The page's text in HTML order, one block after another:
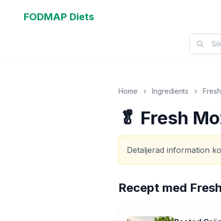
FODMAP Diets
Home › Ingredients ›
🥬 Fresh
Detaljerad information
Recept med